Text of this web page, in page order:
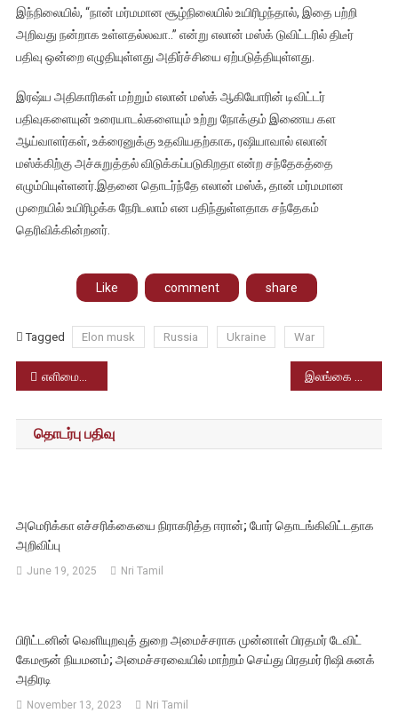
இந்நிலையில், “நான் மர்மமான சூழ்நிலையில் உயிரிழந்தால், இதை பற்றி
அறிவது நன்றாக உள்ளதல்லவா..” என்று எலான் மஸ்க் டுவிட்டரில் திடீர்
பதிவு ஒன்றை எழுதியுள்ளது அதிர்ச்சியை ஏற்படுத்தியுள்ளது.
இரஷ்ய அதிகாரிகள் மற்றும் எலான் மஸ்க் ஆகியோரின் டிவிட்டர்
பதிவுகளையுன் உரையாடல்களையும் உற்று நோக்கும் இணைய கள
ஆய்வாளர்கள், உக்ரைனுக்கு உதவியதற்காக, ரஷியாவால் எலான்
மஸ்க்கிற்கு அச்சுறுத்தல் விடுக்கப்படுகிறதா என்ற சந்தேகத்தை
எழும்பியுள்ளனர்.இதனை தொடர்ந்தே எலான் மஸ்க், தான் மர்மமான
முறையில் உயிரிழக்க நேரிடலாம் என பதிந்துள்ளதாக சந்தேகம்
தெரிவிக்கின்றனர்.
Like comment share
Tagged Elon musk Russia Ukraine War
Post
navigation
எளிமையாக நடந்து முடிந்த ஏ.ஆர்.ரஹ்மான் மகள் திருமணம்
தொடர்பு பதிவு
அமெரிக்கா எச்சரிக்கையை நிராகரித்த ஈரான்; போர் தொடங்கிவிட்டதாக
அறிவிப்பு
June 19, 2025 Nri Tamil
பிரிட்டனின் வெளியுறவுத் துறை அமைச்சராக முன்னாள் பிரதமர் டேவிட்
கேமரூன் நியமனம்; அமைச்சரவையில் மாற்றம் செய்து பிரதமர் ரிஷி சுனக்
அதிரடி
November 13, 2023 Nri Tamil